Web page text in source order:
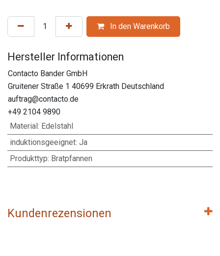
In den Warenkorb
Hersteller Informationen
Contacto Bander GmbH
Gruitener Straße 1 40699 Erkrath Deutschland
auftrag@contacto.de
+49 2104 9890
Material : Edelstahl
induktionsgeeignet: Ja
Produkttyp: Bratpfannen
Kundenrezensionen